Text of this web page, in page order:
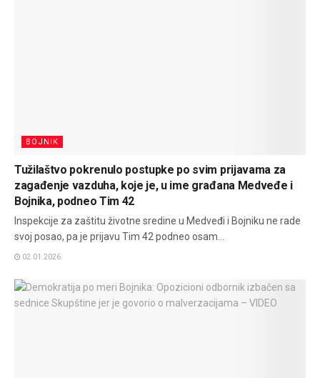
BOJNIK
Tužilaštvo pokrenulo postupke po svim prijavama za
zagađenje vazduha, koje je, u ime građana Medveđe i
Bojnika, podneo Tim 42
Inspekcije za zaštitu životne sredine u Medveđi i Bojniku ne rade
svoj posao, pa je prijavu Tim 42 podneo osam...
02.01.2026.